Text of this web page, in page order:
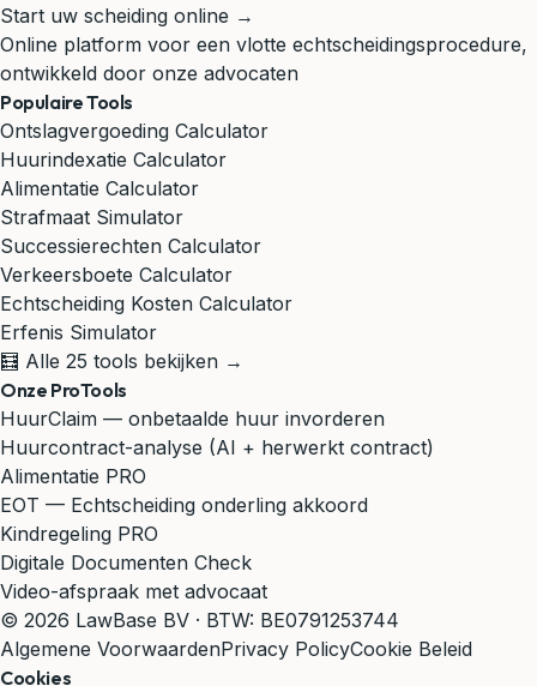
Start uw scheiding online →
Online platform voor een vlotte echtscheidingsprocedure,
ontwikkeld door onze advocaten
Populaire Tools
Ontslagvergoeding Calculator
Huurindexatie Calculator
Alimentatie Calculator
Strafmaat Simulator
Successierechten Calculator
Verkeersboete Calculator
Echtscheiding Kosten Calculator
Erfenis Simulator
🧮 Alle 25 tools bekijken →
Onze ProTools
HuurClaim — onbetaalde huur invorderen
Huurcontract-analyse (AI + herwerkt contract)
Alimentatie PRO
EOT — Echtscheiding onderling akkoord
Kindregeling PRO
Digitale Documenten Check
Video-afspraak met advocaat
© 2026 LawBase BV · BTW: BE0791253744
Algemene VoorwaardenPrivacy PolicyCookie Beleid
Cookies